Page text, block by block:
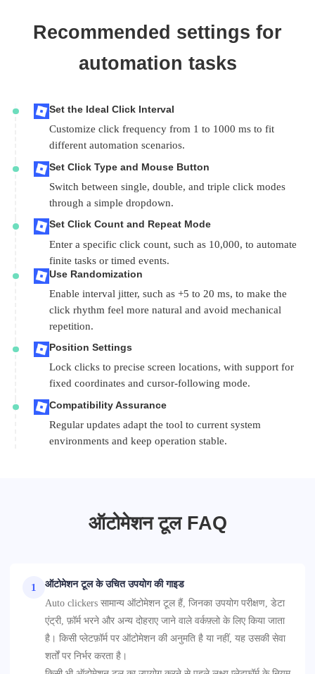
Recommended settings for
automation tasks
Set the Ideal Click Interval
Customize click frequency from 1 to 1000 ms to fit
different automation scenarios.
Set Click Type and Mouse Button
Switch between single, double, and triple click modes
through a simple dropdown.
Set Click Count and Repeat Mode
Enter a specific click count, such as 10,000, to automate
finite tasks or timed events.
Use Randomization
Enable interval jitter, such as +5 to 20 ms, to make the
click rhythm feel more natural and avoid mechanical
repetition.
Position Settings
Lock clicks to precise screen locations, with support for
fixed coordinates and cursor-following mode.
Compatibility Assurance
Regular updates adapt the tool to current system
environments and keep operation stable.
ऑटोमेशन टूल FAQ
1
ऑटोमेशन टूल के उचित उपयोग की गाइड
Auto clickers सामान्य ऑटोमेशन टूल हैं, जिनका उपयोग परीक्षण, डेटा
एंट्री, फ़ॉर्म भरने और अन्य दोहराए जाने वाले वर्कफ़्लो के लिए किया जाता
है। किसी प्लेटफ़ॉर्म पर ऑटोमेशन की अनुमति है या नहीं, यह उसकी सेवा
शर्तों पर निर्भर करता है।